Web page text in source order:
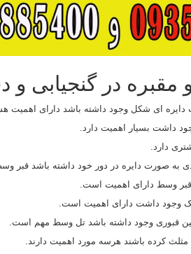
در گنجیابی و
دایره ای شکل وجود داشته باشد دارای اهمیت
داشت بسیار اهمیت دارد.
دارد.
به صورت دایره در دور خود داشته باشد
وسط دارای اهمیت است.
وجود داشت دارای اهمیت است.
قبوری وجود داشته باشد تل وسط مهم است.
کرده باشند هرسه مورد اهمیت دارند.